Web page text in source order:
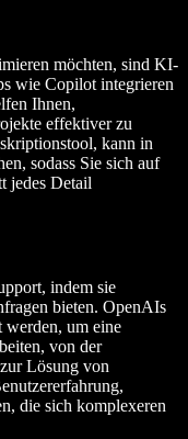
möchten, sind KI-
wie Copilot integrieren
Ihnen,
effektiver zu
kann in
sodass Sie sich auf
jedes Detail
indem sie
bieten. OpenAIs
um eine
von der
Lösung von
die sich komplexeren